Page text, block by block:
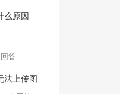
么原因
答
法上传图